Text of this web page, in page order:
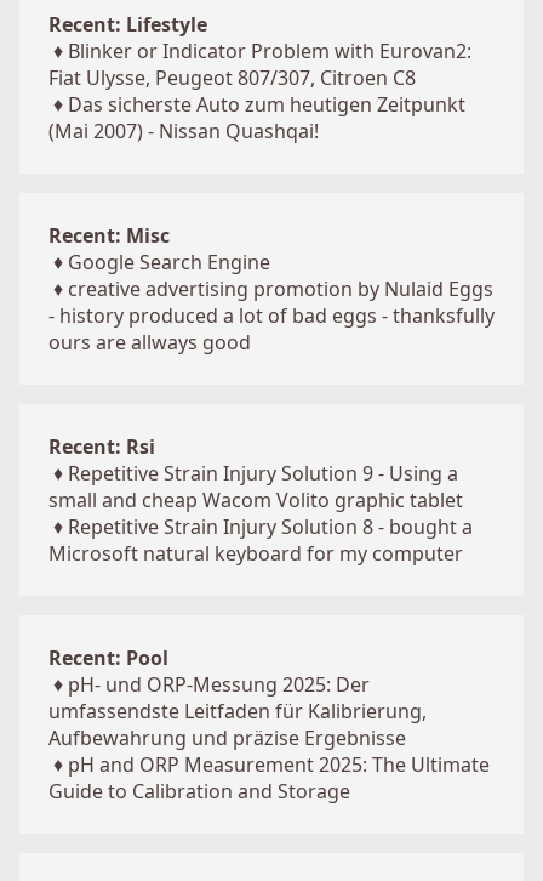
Recent: Lifestyle
♦ Blinker or Indicator Problem with Eurovan2:
Fiat Ulysse, Peugeot 807/307, Citroen C8
♦ Das sicherste Auto zum heutigen Zeitpunkt
(Mai 2007) - Nissan Quashqai!
Recent: Misc
♦ Google Search Engine
♦ creative advertising promotion by Nulaid Eggs
- history produced a lot of bad eggs - thanksfully
ours are allways good
Recent: Rsi
♦ Repetitive Strain Injury Solution 9 - Using a
small and cheap Wacom Volito graphic tablet
♦ Repetitive Strain Injury Solution 8 - bought a
Microsoft natural keyboard for my computer
Recent: Pool
♦ pH- und ORP-Messung 2025: Der
umfassendste Leitfaden für Kalibrierung,
Aufbewahrung und präzise Ergebnisse
♦ pH and ORP Measurement 2025: The Ultimate
Guide to Calibration and Storage